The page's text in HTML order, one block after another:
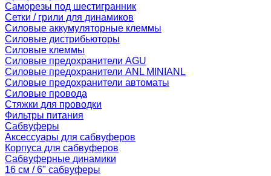
Саморезы под шестигранник
Сетки / грили для динамиков
Силовые аккумуляторные клеммы
Силовые дистрибьюторы
Силовые клеммы
Силовые предохранители AGU
Силовые предохранители ANL MINIANL
Силовые предохранители автоматы
Силовые провода
Стяжки для проводки
Фильтры питания
Сабвуферы
Аксессуары для сабвуферов
Корпуса для сабвуферов
Сабвуферные динамики
16 см / 6" сабвуферы